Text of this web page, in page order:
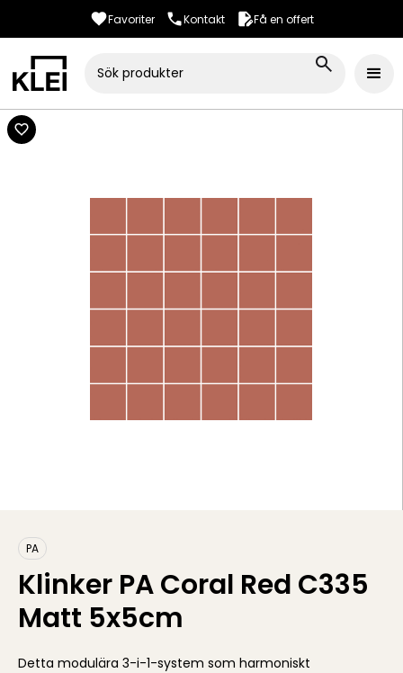
Favoriter Kontakt Få en offert
PA
Klinker PA Coral Red C335
Matt 5x5cm
Detta modulära 3-i-1-system som harmoniskt